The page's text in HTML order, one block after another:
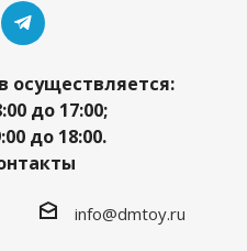
осуществляется:
до 17:00;
до 18:00.
info@dmtoy.ru